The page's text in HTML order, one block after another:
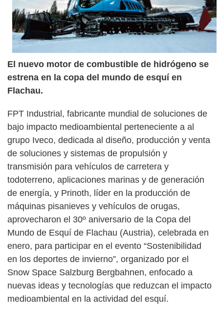
El nuevo motor de combustible de hidrógeno se
estrena en la copa del mundo de esquí en
Flachau.
FPT Industrial, fabricante mundial de soluciones de
bajo impacto medioambiental perteneciente a al
grupo Iveco, dedicada al diseño, producción y venta
de soluciones y sistemas de propulsión y
transmisión para vehículos de carretera y
todoterreno, aplicaciones marinas y de generación
de energía, y Prinoth, líder en la producción de
máquinas pisanieves y vehículos de orugas,
aprovecharon el 30º aniversario de la Copa del
Mundo de Esquí de Flachau (Austria), celebrada en
enero, para participar en el evento “Sostenibilidad
en los deportes de invierno”, organizado por el
Snow Space Salzburg Bergbahnen, enfocado a
nuevas ideas y tecnologías que reduzcan el impacto
medioambiental en la actividad del esquí.